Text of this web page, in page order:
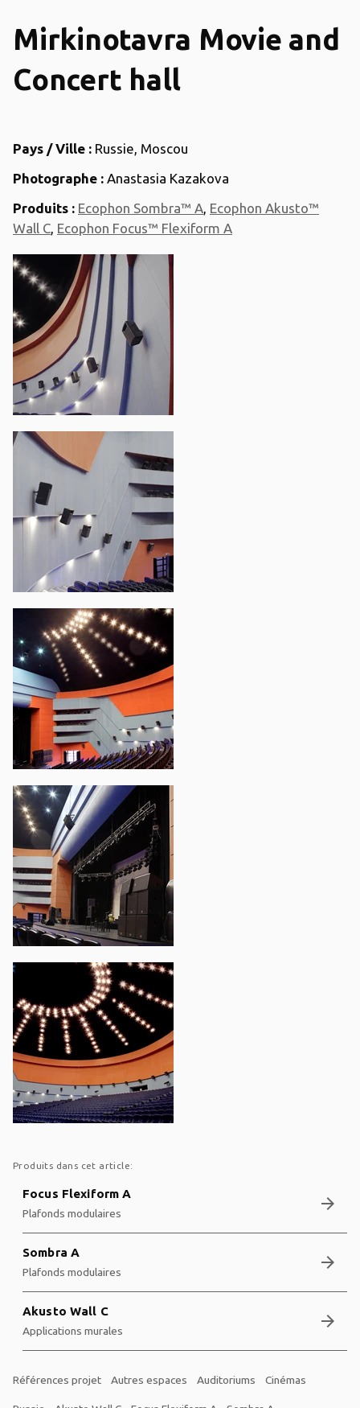
Mirkinotavra Movie and
Concert hall
Pays / Ville : Russie, Moscou
Photographe : Anastasia Kazakova
Produits : Ecophon Sombra™ A, Ecophon Akusto™
Wall C, Ecophon Focus™ Flexiform A
Produits dans cet article:
Focus Flexiform A
Plafonds modulaires arrow_forward
Sombra A
Plafonds modulaires arrow_forward
Akusto Wall C
Applications murales arrow_forward
Références projet Autres espaces Auditoriums Cinémas